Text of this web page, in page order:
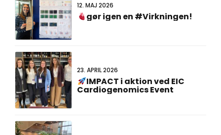
12. MAJ 2026
gør igen en #Virkningen!
23. APRIL 2026
IMPACT i aktion ved EIC
Cardiogenomics Event